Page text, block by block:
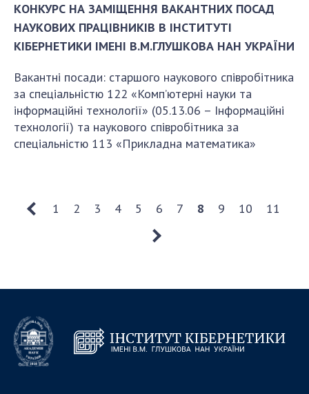
КОНКУРС НА ЗАМІЩЕННЯ ВАКАНТНИХ ПОСАД
НАУКОВИХ ПРАЦІВНИКІВ В ІНСТИТУТІ
КІБЕРНЕТИКИ ІМЕНІ В.М.ГЛУШКОВА НАН УКРАЇНИ
Вакантні посади: старшого наукового співробітника
за спеціальністю 122 «Комп’ютерні науки та
інформаційні технології» (05.13.06 – Інформаційні
технології) та наукового співробітника за
спеціальністю 113 «Прикладна математика»
1 2 3 4 5 6 7 8 9 10 11